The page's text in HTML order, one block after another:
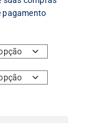
pagamento